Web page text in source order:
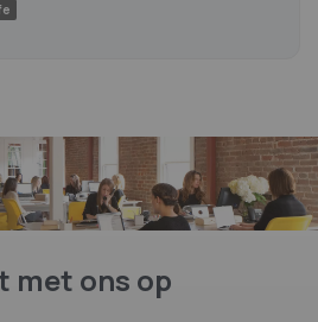
met ons op